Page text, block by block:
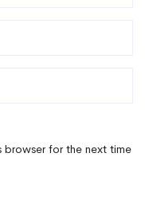
browser for the next time